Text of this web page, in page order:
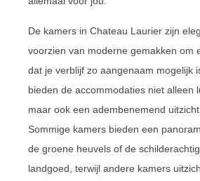
De kamers in Chateau Laurier zijn
voorzien van moderne gemakken om
dat je verblijf zo aangenaam mogelijk
bieden de accommodaties niet alleen
maar ook een adembenemend
Sommige kamers bieden een
de groene heuvels of de
landgoed, terwijl andere kamers